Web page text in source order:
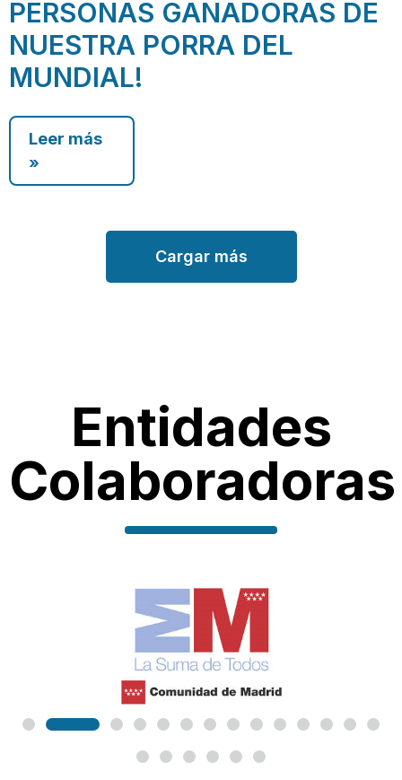
PERSONAS GANADORAS DE
NUESTRA PORRA DEL
MUNDIAL!
Leer más
»
Cargar más
Entidades
Colaboradoras